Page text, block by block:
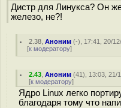
Дистр для Линукса? Он
железо, не?!
2.38 ,Аноним (-), 17:41, 20/
[к модератору]
2.43 ,Аноним (41), 13:03, 21/
[к модератору]
Ядро Linux легко
благодаря тому что